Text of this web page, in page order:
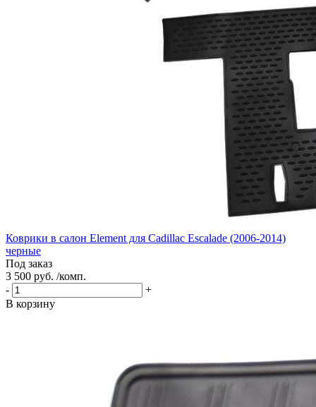
Коврики в салон Element для Cadillac Escalade (2006-2014)
черные
Под заказ
3 500 руб. /комп.
-
+
В корзину